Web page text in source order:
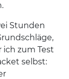
Stunden
ich zum Test
selbst: